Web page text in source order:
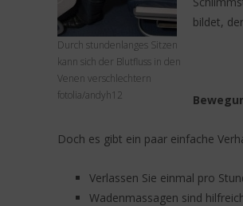
Durch stundenlanges Sitzen
kann sich der Blutfluss in den
Venen verschlechtern
fotolia/andyh12
bildet,
Doch es gibt ein paar einfache
Verlassen Sie einmal pro
Wadenmassagen sind